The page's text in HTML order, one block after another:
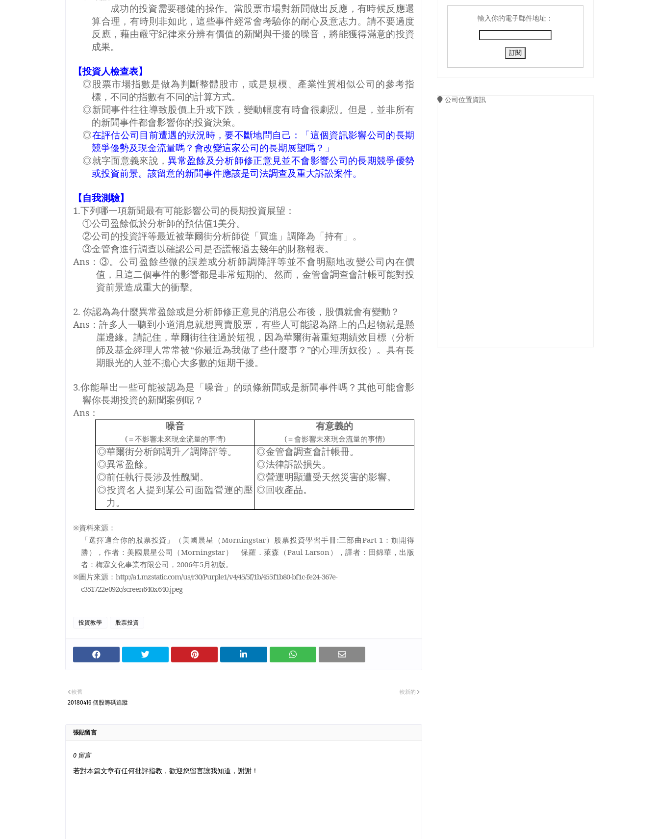
成功的投資需要穩健的操作。當股票市場對新聞做出反應，有時候反應還
算合理，有時則非如此，這些事件經常會考驗你的耐心及意志力。請不要過度
反應，藉由嚴守紀律來分辨有價值的新聞與干擾的噪音，將能獲得滿意的投資
成果。
【投資人檢查表】
◎股票市場指數是做為判斷整體股市，或是規模、產業性質相似公司的參考指
標，不同的指數有不同的計算方式。
◎新聞事件往往導致股價上升或下跌，變動幅度有時會很劇烈。但是，並非所有
的新聞事件都會影響你的投資決策。
◎在評估公司目前遭遇的狀況時，要不斷地問自己：「這個資訊影響公司的長期
競爭優勢及現金流量嗎？會改變這家公司的長期展望嗎？」
◎就字面意義來說，異常盈餘及分析師修正意見並不會影響公司的長期競爭優勢
或投資前景。該留意的新聞事件應該是司法調查及重大訴訟案件。
【自我測驗】
1.下列哪一項新聞最有可能影響公司的長期投資展望：
①公司盈餘低於分析師的預估值1美分。
②公司的投資評等最近被華爾街分析師從「買進」調降為「持有」。
③金管會進行調查以確認公司是否謊報過去幾年的財務報表。
Ans ：③。公司盈餘些微的誤差或分析師調降評等並不會明顯地改變公司內在價
值，且這二個事件的影響都是非常短期的。然而，金管會調查會計帳可能對投
資前景造成重大的衝擊。
2. 你認為為什麼異常盈餘或是分析師修正意見的消息公布後，股價就會有變動？
Ans ：許多人一聽到小道消息就想買賣股票，有些人可能認為路上的凸起物就是懸
崖邊緣。請記住，華爾街往往過於短視，因為華爾街著重短期績效目標（分析
師及基金經理人常常被“你最近為我做了些什麼事？”的心理所奴役）。具有長
期眼光的人並不擔心大多數的短期干擾。
3.你能舉出一些可能被認為是「噪音」的頭條新聞或是新聞事件嗎？其他可能會影
響你長期投資的新聞案例呢？
Ans ：
噪音
(＝不影響未來現金流量的事情)
有意義的
(＝會影響未來現金流量的事情)
◎華爾街分析師調升／調降評等。
◎異常盈餘。
◎前任執行長涉及性醜聞。
◎投資名人提到某公司面臨營運的壓
力。
◎金管會調查會計帳冊。
◎法律訴訟損失。
◎營運明顯遭受天然災害的影響。
◎回收產品。
※資料來源：
「選擇適合你的股票投資」（美國晨星（Morningstar）股票投資學習手冊:三部曲Part 1 ：旗開得
勝），作者：美國晨星公司（Morningstar） 保羅．萊森（Paul Larson），譯者：田錦華，出版
者：梅霖文化事業有限公司， 2006年5月初版。
※圖片來源： http://a1.mzstatic.com/us/r30/Purple1/v4/45/5f/1b/455f1b80-bf1c-fe24-367e-
c351722e092c/screen640x640.jpeg
投資教學 股票投資
較新的
較舊
20180416 個股籌碼追蹤
張貼留言
0 留言
若對本篇文章有任何批評指教，歡迎您留言讓我知道，謝謝！
輸入你的電子郵件地址：
公司位置資訊